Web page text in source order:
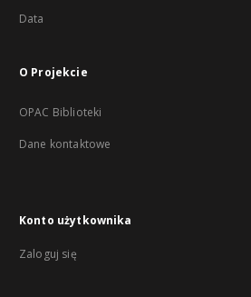
Data
O Projekcie
OPAC Biblioteki
Dane kontaktowe
Konto użytkownika
Zaloguj się